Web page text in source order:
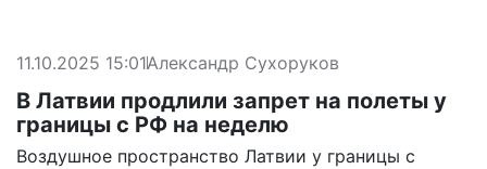
11.10.2025 15:01Александр Сухоруков
В Латвии продлили запрет на полеты у
границы с РФ на неделю
Воздушное пространство Латвии у границы с